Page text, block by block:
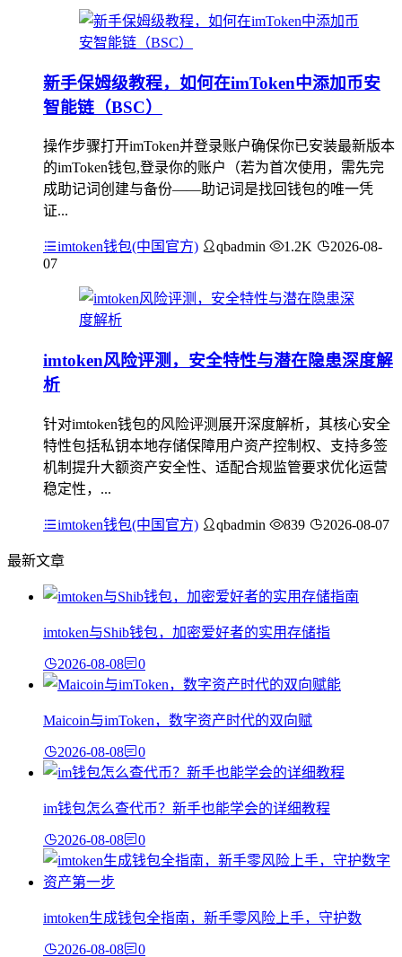
新手保姆级教程，如何在imToken中添加币安
智能链（BSC）
操作步骤打开imToken并登录账户确保你已安装最新版本
的imToken钱包,登录你的账户（若为首次使用，需先完
成助记词创建与备份——助记词是找回钱包的唯一凭
证...
imtoken钱包(中国官方) qbadmin 1.2K
2026-08-
07
imtoken风险评测，安全特性与潜在隐患深度解
析
针对imtoken钱包的风险评测展开深度解析，其核心安全
特性包括私钥本地存储保障用户资产控制权、支持多签
机制提升大额资产安全性、适配合规监管要求优化运营
稳定性，...
imtoken钱包(中国官方) qbadmin 839 2026-08-07
最新文章
imtoken与Shib钱包，加密爱好者的实用存储指
2026-08-08 0
Maicoin与imToken，数字资产时代的双向赋
2026-08-08 0
im钱包怎么查代币？新手也能学会的详细教程
2026-08-08 0
imtoken生成钱包全指南，新手零风险上手，守护数
2026-08-08 0